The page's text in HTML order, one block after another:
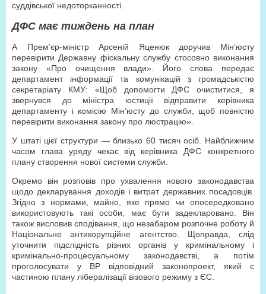
суддівської недоторканності.
ДФС має тиждень на план
А Прем’єр-міністр Арсеній Яценюк доручив Мін’юсту
перевірити Державну фіскальну службу стосовно виконання
закону «Про очищення влади». Його слова передає
департамент інформації та комунікацій з громадськістю
секретаріату КМУ: «Щоб допомогти ДФС очиститися, я
звернувся до міністра юстиції відправити керівника
департаменту і комісію Мін’юсту до служби, щоб повністю
перевірити виконання закону про люстрацію».
У штаті цієї структури — близько 60 тисяч осіб. Найближчим
часом глава уряду чекає від керівника ДФС конкретного
плану створення нової системи служби.
Окремо він розповів про ухвалення нового законодавства
щодо декларування доходів і витрат державних посадовців.
Згідно з нормами, майно, яке прямо чи опосередковано
використовують такі особи, має бути задекларовано. Він
також висловив сподівання, що незабаром розпочне роботу й
Національне антикорупційне агентство. Щоправда, слід
уточнити підслідність різних органів у кримінальному і
кримінально-процесуальному законодавстві, а потім
проголосувати у ВР відповідний законопроект, який є
частиною плану лібералізації візового режиму з ЄС.